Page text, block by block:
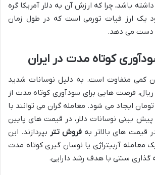
باشد، چرا که ارزش آن به دلار آمریکا گره
یک ارز فیات تورمی است که در طول زمان
دست می دهد.
کوتاه مدت در ایران
کمی متفاوت است. به دلیل نوسانات شدید
ریال، فرصت هایی برای سودآوری کوتاه مدت از
ایجاد می شود. معامله گران می توانند با
پیش بینی نوسانات دلار، در قیمت های پایین
قیمت های بالاتر به فروش تتر بپردازند. این
معامله آربیتراژی یا نوسان گیری کوتاه مدت
گذاری سنتی با هدف رشد دارایی.